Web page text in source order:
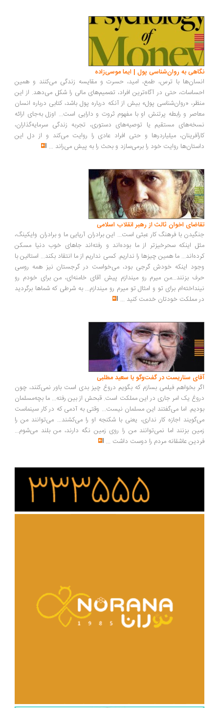
نگاهی به روان‌شناسی پول | ایما موسی‌زاده
انسان‌ها با ترس، طمع، امید، حسرت و مقایسه زندگی می‌کنند و همین
احساسات، حتی در آگاه‌ترین افراد، تصمیم‌های مالی را شکل می‌دهد. از این
منظر، «روان‌شناسی پول» بیش از آنکه درباره پول باشد، کتابی درباره انسان
معاصر و رابطه پرتنش او با مفهوم ثروت و دارایی است... اوزل به‌جای ارائه
نسخه‌های مستقیم یا توصیه‌های دستوری، تجربه زندگی سرمایه‌گذاران،
کارآفرینان، میلیاردرها و حتی افراد عادی را روایت می‌کند و از دل این
داستان‌ها روایت خود را برمی‌سازد و بحث را به پیش می‌راند ...
تقاضای اخوان ثالث از رهبر انقلاب اسلامی
جنگیدن با فرهنگ کار عبثی است... این برادران آریایی ما و برادران وایکینگ،
مثل اینکه سحرخیزتر از ما بوده‌اند و رفته‌اند جاهای خوب دنیا مسکن
کرده‌اند... ما همین چیزها را نداریم. کسی نداریم از ما انتقاد بکند... استالین با
وجود اینکه خودش گرجی بود، می‌خواست در گرجستان نیز همه روسی
حرف بزنند...من میرم رو میندازم پیش آقای خامنه‌ای، من برای خودم رو
نینداخته‌ام برای تو و امثال تو میرم رو میندازم... به شرطی که شماها برگردید
در مملکت خودتان خدمت کنید ...
آقای سناریست در گفت‌وگو با سعید مطلبی
اگر بخواهم فیلمی بسازم که بگویم دروغ چیز بدی است باور نمی‌کنند، چون
دروغ یک امر جاری در این مملکت است. قبحش از بین رفته... ما بچه‌مسلمان
بودیم. اما می‌گفتند این مسلمان نیست... وقتی به آدمی که در کار سینماست
می‌گویند اجازه کار نداری، یعنی با شکنجه او را می‌کشند... می‌توانند من را
زمین بزنند اما نمی‌توانند من را روی زمین نگه دارند، من بلند می‌شوم...
فردین عاشقانه مردم را دوست داشت ...